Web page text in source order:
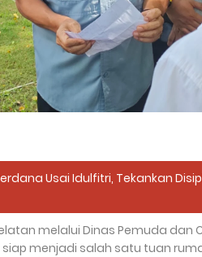
Usai Idulfitri, Tekankan
melalui Dinas Pemuda dan
menjadi salah satu tuan